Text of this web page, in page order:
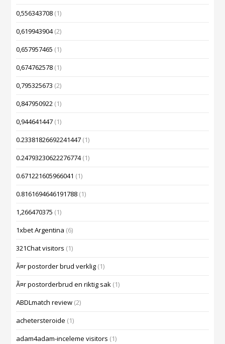
0,556343708 (1)
0,619943904(2)
0,657957465 (1)
0,674762578 (1)
0,795325673 (2)
0,847950922 (1)
0,944641447 (1)
0.23381826692241447 (1)
0.24793230622276774(1)
0.671221605966041 (1)
0.8161694646191788 (1)
1,266470375 (1)
1xbet Argentina (6)
321Chat visitors (1)
Ã¤r postorder brud verklig (1)
Ã¤r postorderbrud en riktig sak (1)
ABDLmatch review (2)
achetersteroide (1)
adam4adam-inceleme visitors (1)